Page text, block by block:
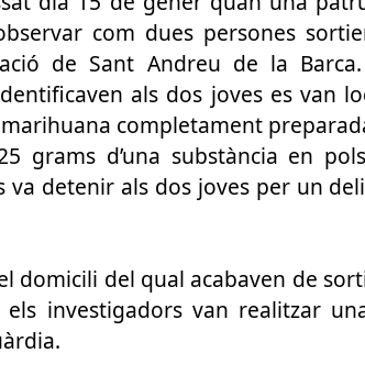
com dues persones
de Sant Andreu de la
als dos joves es van
completament
grams d’una substància en
va detenir als dos joves per un
domicili del qual acabaven de
investigadors van realitzar